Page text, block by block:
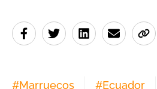
#Marruecos #Ecuador